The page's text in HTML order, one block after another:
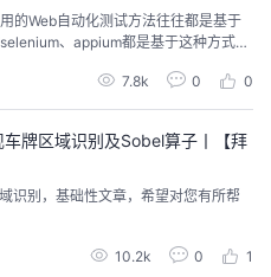
的Web自动化测试方法往往都是基于
、appium都是基于这种方式
么这样说呢？我们举一个简单的例子
一个小Demo，页面有两个按钮：【添
7.8k 0 0
牌区域识别及Sobel算子丨【拜
识别，基础性文章，希望对您有所帮
10.2k 0 1